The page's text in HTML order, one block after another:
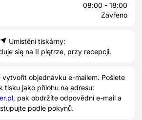
08:00 - 18:00
Zavřeno
Umístění tiskárny:
się na II piętrze, przy recepcji.
vytvořit objednávku e-mailem. Pošlete
tisku jako přílohu na adresu:
, pak obdržíte odpovědní e-mail a
podle pokynů.